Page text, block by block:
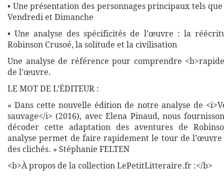
• Une présentation des personnages principaux tels que
Vendredi et Dimanche
• Une analyse des spécificités de l’œuvre : la
Robinson Crusoé, la solitude et la civilisation
Une analyse de référence pour comprendre
de l’œuvre.
LE MOT DE L’ÉDITEUR :
« Dans cette nouvelle édition de notre analyse de
sauvage</i> (2016), avec Elena Pinaud, nous
décoder cette adaptation des aventures de
analyse permet de faire rapidement le tour de l’œuvre
des clichés. » Stéphanie FELTEN
<b>À propos de la collection LePetitLitteraire.fr :</b>